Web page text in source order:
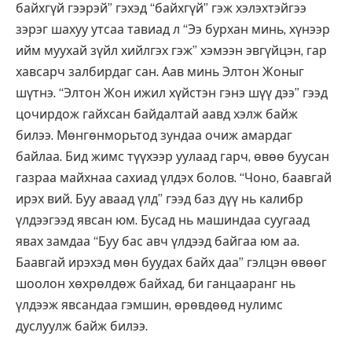
байхгүй гээрэй” гэхэд “байхгүй” гэж хэлэхтэйгээ
зэрэг шахуу утсаа тавиад л “Ээ бурхан минь, хүнээр
ийм муухай зүйл хийлгэх гэж” хэмээн эвгүйцэн, гар
хавсарч залбирдаг сан. Аав минь Элтон Жоныг
шүтнэ. “Элтон Жон ижил хүйстэн гэнэ шүү дээ” гээд
цочирдож гайхсан байдалтай аавд хэлж байж
билээ. Мөнгөнморьтод зундаа очиж амардаг
байлаа. Бид жимс түүхээр уулаад гарч, өвөө буусан
газраа майхнаа сахиад үлдэх болов. “Чоно, баавгай
ирэх вий. Буу аваад үлд” гээд баз дүү нь калибр
үлдээгээд явсан юм. Бусад нь машиндаа суугаад
явах замдаа “Буу бас авч үлдээд байгаа юм аа.
Баавгай ирэхэд мөн буудах байх даа” гэлцэн өвөөг
шоолон хөхрөлдөж байхад, би ганцааранг нь
үлдээж явсандаа гэмшин, өрөвдөөд нулимс
дуслуулж байж билээ.